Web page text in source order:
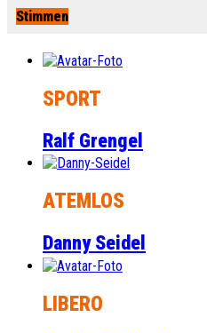
Stimmen
SPORT
Ralf Grengel
ATEMLOS
Danny Seidel
LIBERO